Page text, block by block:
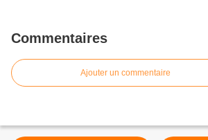
Commentaires
Ajouter un commentaire